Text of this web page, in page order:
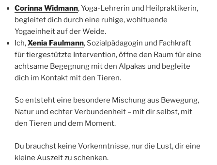
Corinna Widmann, Yoga-Lehrerin und Heilpraktikerin,
begleitet dich durch eine ruhige, wohltuende
Yogaeinheit auf der Weide.
Ich,Xenia Faulmann, Sozialpädagogin und Fachkraft
für tiergestützte Intervention, öffne den Raum für eine
achtsame Begegnung mit den Alpakas und begleite
dich im Kontakt mit den Tieren.
So entsteht eine besondere Mischung aus Bewegung,
Natur und echter Verbundenheit – mit dir selbst, mit
den Tieren und dem Moment.
Du brauchst keine Vorkenntnisse, nur die Lust, dir eine
kleine Auszeit zu schenken.